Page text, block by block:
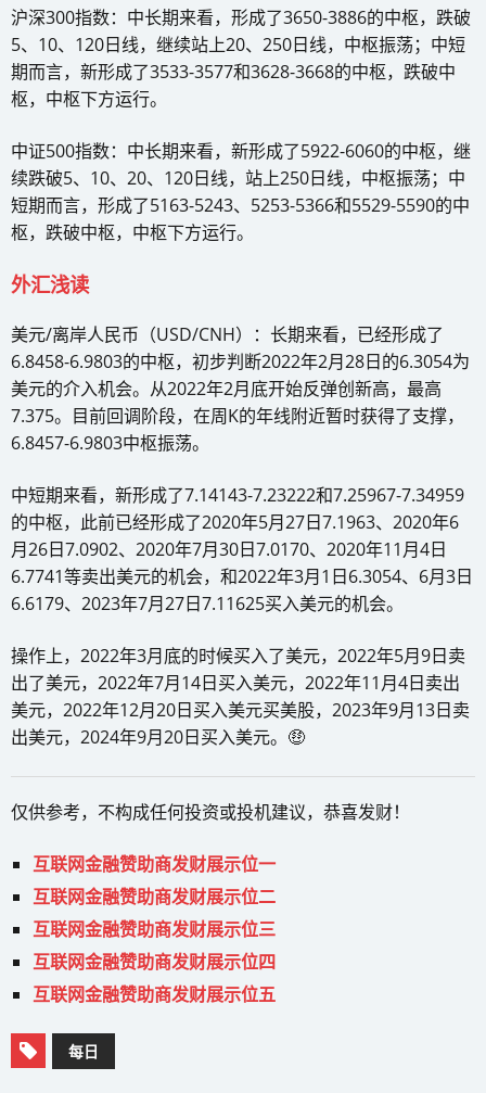
沪深300指数：中长期来看，形成了3650-3886的中枢，跌破
5、10、120日线，继续站上20、250日线，中枢振荡；中短
期而言，新形成了3533-3577和3628-3668的中枢，跌破中
枢，中枢下方运行。
中证500指数：中长期来看，新形成了5922-6060的中枢，继
续跌破5、10、20、120日线，站上250日线，中枢振荡；中
短期而言，形成了5163-5243、5253-5366和5529-5590的中
枢，跌破中枢，中枢下方运行。
外汇浅读
美元/离岸人民币（USD/CNH）：长期来看，已经形成了
6.8458-6.9803的中枢，初步判断2022年2月28日的6.3054为
美元的介入机会。从2022年2月底开始反弹创新高，最高
7.375。目前回调阶段，在周K的年线附近暂时获得了支撑，
6.8457-6.9803中枢振荡。
中短期来看，新形成了7.14143-7.23222和7.25967-7.34959
的中枢，此前已经形成了2020年5月27日7.1963、2020年6
月26日7.0902、2020年7月30日7.0170、2020年11月4日
6.7741等卖出美元的机会，和2022年3月1日6.3054、6月3日
6.6179、2023年7月27日7.11625买入美元的机会。
操作上，2022年3月底的时候买入了美元，2022年5月9日卖
出了美元，2022年7月14日买入美元，2022年11月4日卖出
美元，2022年12月20日买入美元买美股，2023年9月13日卖
出美元，2024年9月20日买入美元。🤑
仅供参考，不构成任何投资或投机建议，恭喜发财！
互联网金融赞助商发财展示位一
互联网金融赞助商发财展示位二
互联网金融赞助商发财展示位三
互联网金融赞助商发财展示位四
互联网金融赞助商发财展示位五
每日